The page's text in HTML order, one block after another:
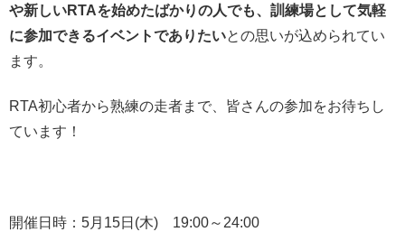
や新しいRTAを始めたばかりの人でも、訓練場として気軽
に参加できるイベントでありたいとの思いが込められてい
ます。
RTA初心者から熟練の走者まで、皆さんの参加をお待ちし
ています！
開催日時：5月15日(木) 19:00～24:00